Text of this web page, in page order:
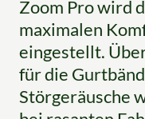
Zoom Pro wird
maximalen
eingestellt.
für die
Störgeräusche